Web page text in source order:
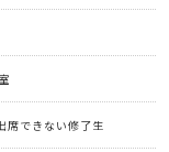
席できない修了生